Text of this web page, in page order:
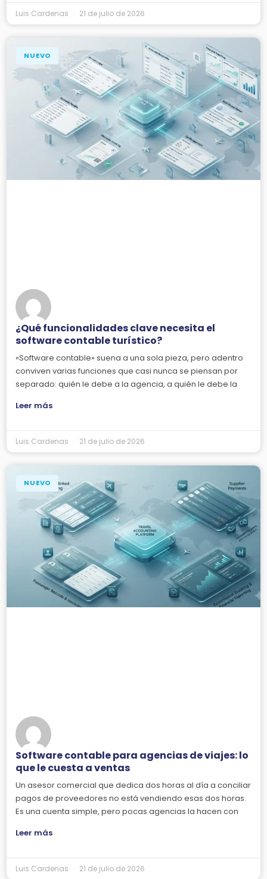
Luis Cardenas 21 de julio de 2026
NUEVO
¿Qué funcionalidades clave necesita el
software contable turístico?
«Software contable» suena a una sola pieza, pero adentro
conviven varias funciones que casi nunca se piensan por
separado: quién le debe a la agencia, a quién le debe la
Leer más
Luis Cardenas 21 de julio de 2026
NUEVO
Software contable para agencias de viajes: lo
que le cuesta a ventas
Un asesor comercial que dedica dos horas al día a conciliar
pagos de proveedores no está vendiendo esas dos horas.
Es una cuenta simple, pero pocas agencias la hacen con
Leer más
Luis Cardenas 21 de julio de 2026